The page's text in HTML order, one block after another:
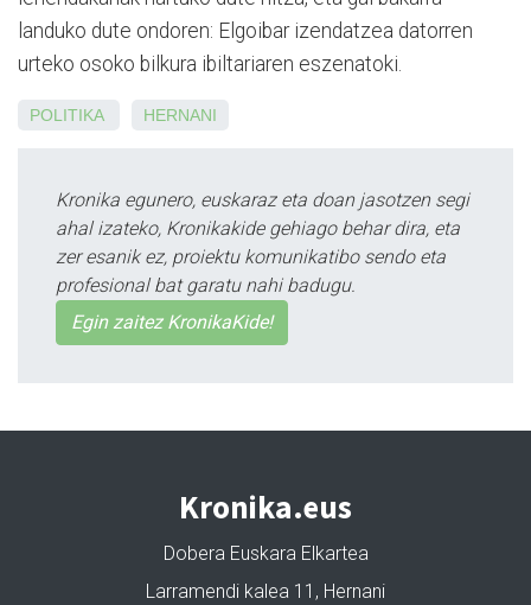
landuko dute ondoren: Elgoibar izendatzea datorren
urteko osoko bilkura ibiltariaren eszenatoki.
POLITIKA HERNANI
Kronika egunero, euskaraz eta doan jasotzen segi
ahal izateko, Kronikakide gehiago behar dira, eta
zer esanik ez, proiektu komunikatibo sendo eta
profesional bat garatu nahi badugu.
Egin zaitez KronikaKide!
Kronika.eus
Dobera Euskara Elkartea
Larramendi kalea 11, Hernani